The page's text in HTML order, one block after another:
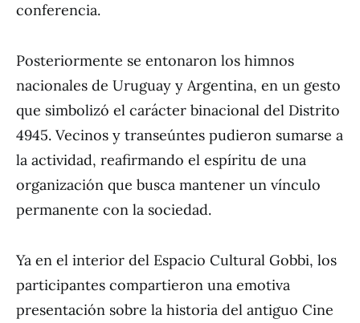
conferencia.
Posteriormente se entonaron los himnos
nacionales de Uruguay y Argentina, en un gesto
que simbolizó el carácter binacional del Distrito
4945. Vecinos y transeúntes pudieron sumarse a
la actividad, reafirmando el espíritu de una
organización que busca mantener un vínculo
permanente con la sociedad.
Ya en el interior del Espacio Cultural Gobbi, los
participantes compartieron una emotiva
presentación sobre la historia del antiguo Cine